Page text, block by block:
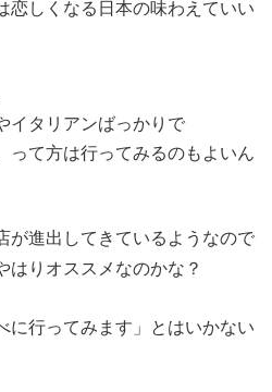
恋しくなる日本の味わえていい
イタリアンばっかりで
って方は行ってみるのもよいん
が進出してきているようなので
はりオススメなのかな？
に行ってみます」とはいかない